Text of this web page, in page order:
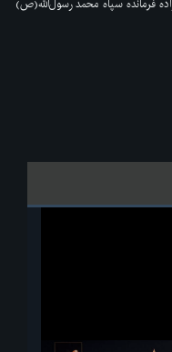
فرمانده سپاه محمد رسول‌الله(ص)